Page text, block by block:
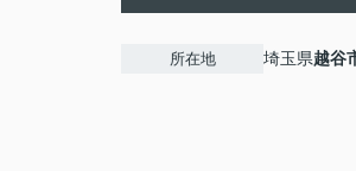
所在地 埼玉県越谷